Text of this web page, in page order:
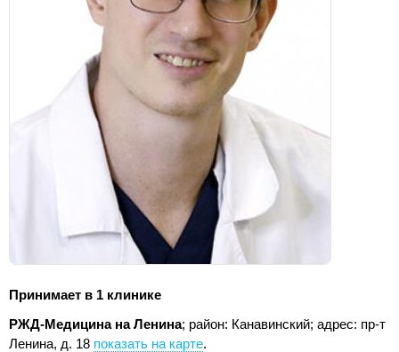
Принимает в 1 клинике
РЖД-Медицина на Ленина; район: Канавинский; адрес: пр-т
Ленина, д. 18 показать на карте.